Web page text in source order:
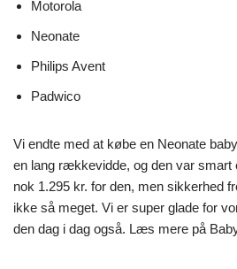
Motorola
Neonate
Philips Avent
Padwico
Vi endte med at købe en Neonate
en lang rækkevidde, og den var smart
nok 1.295 kr. for den, men sikkerhed
ikke så meget. Vi er super glade for
den dag i dag også. Læs mere på